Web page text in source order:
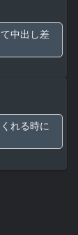
中出し差
れる時に